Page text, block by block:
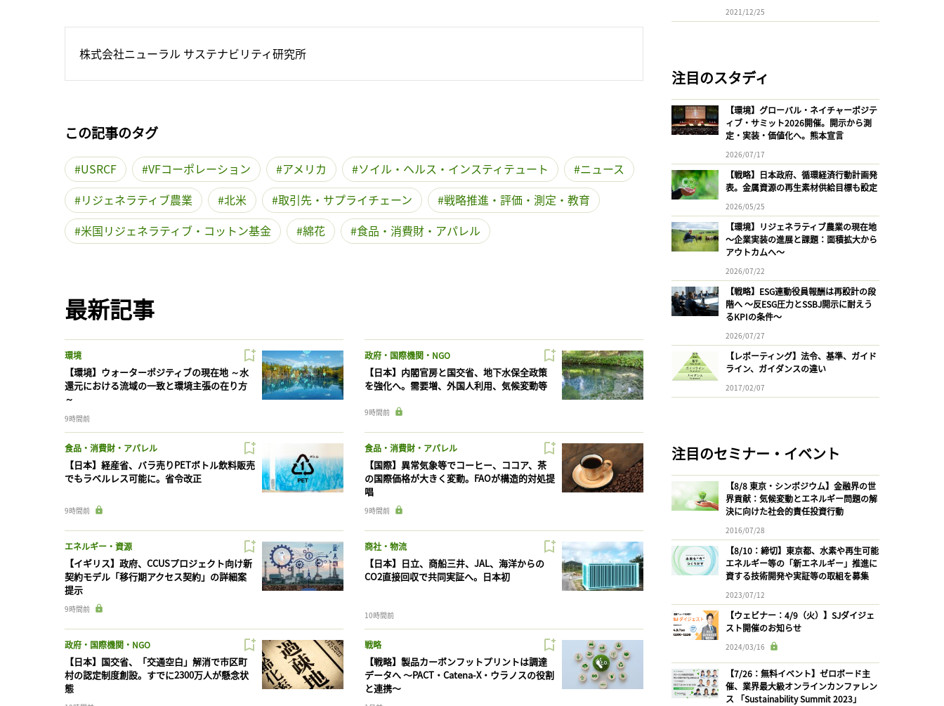
株式会社ニューラル サステナビリティ研究所
この記事のタグ
USRCF VFコーポレーション アメリカ ソイル・ヘルス・インスティテュート
ニュース
リジェネラティブ農業
北米 取引先・サプライチェーン
戦略推進・評価・測定・教育
米国リジェネラティブ・コットン基金
綿花 食品・消費財・アパレル
最新記事
環境
【環境】ウォーターポジティブの現在地 ～水
還元における流域の一致と環境主張の在り方
～
9時間前
政府・国際機関・NGO
【日本】内閣官房と国交省、地下水保全政策
を強化へ。需要増、外国人利用、気候変動等
9時間前
食品・消費財・アパレル
【日本】経産省、バラ売りPETボトル飲料販売
でもラベルレス可能に。省令改正
9時間前
食品・消費財・アパレル
【国際】異常気象等でコーヒー、ココア、茶
の国際価格が大きく変動。FAOが構造的対処提
唱
9時間前
エネルギー・資源
【イギリス】政府、CCUSプロジェクト向け新
契約モデル「移行期アクセス契約」の詳細案
提示
9時間前
商社・物流
【日本】日立、商船三井、JAL、海洋からの
CO2直接回収で共同実証へ。日本初
10時間前
政府・国際機関・NGO
【日本】国交省、「交通空白」解消で市区町
村の認定制度創設。すでに2300万人が懸念状
態
戦略
【戦略】製品カーボンフットプリントは調達
データへ 〜PACT・Catena-X・ウラノスの役割
と連携〜
2021/12/25
注目のスタディ
【環境】グローバル・ネイチャーポジテ
ィブ・サミット2026開催。開示から測
定・実装・価値化へ。熊本宣言
2026/07/17
【戦略】日本政府、循環経済行動計画発
表。金属資源の再生素材供給目標も設定
2026/05/25
【環境】リジェネラティブ農業の現在地
〜企業実装の進展と課題：面積拡大から
アウトカムへ〜
2026/07/22
【戦略】ESG連動役員報酬は再設計の段
階へ 〜反ESG圧力とSSBJ開示に耐えう
るKPIの条件〜
2026/07/27
【レポーティング】法令、基準、ガイド
ライン、ガイダンスの違い
2017/02/07
注目のセミナー・イベント
【8/8 東京・シンポジウム】金融界の世
界貢献：気候変動とエネルギー問題の解
決に向けた社会的責任投資行動
2016/07/28
【8/10：締切】東京都、水素や再生可能
エネルギー等の「新エネルギー」推進に
資する技術開発や実証等の取組を募集
2023/07/12
【ウェビナー：4/9（火）】SJダイジェ
スト開催のお知らせ
2024/03/16
【7/26：無料イベント】ゼロボード主
催、業界最大級オンラインカンファレン
ス 「Sustainability Summit 2023」